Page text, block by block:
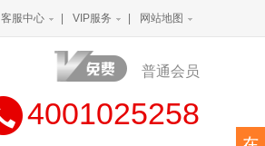
客服中心 VIP服务 网站地图
普通会员
4001025258